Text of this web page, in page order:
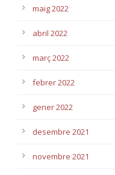
maig 2022
abril 2022
març 2022
febrer 2022
gener 2022
desembre 2021
novembre 2021